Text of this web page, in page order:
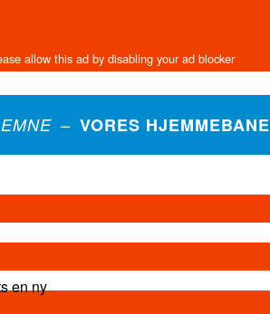
EMNE – VORES HJEMMEBANE
en ny